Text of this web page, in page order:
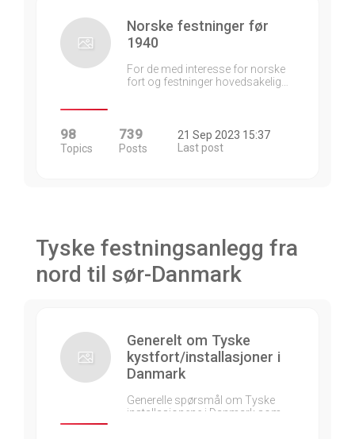
Norske festninger før
1940
For de med interesse for norske
fort og festninger hovedsakelig…
98
Topics
739
Posts
21 Sep 2023 15:37
Last post
Tyske festningsanlegg fra
nord til sør-Danmark
Generelt om Tyske
kystfort/installasjoner i
Danmark
Generelle spørsmål om Tyske
installasjonene i Danmark som…